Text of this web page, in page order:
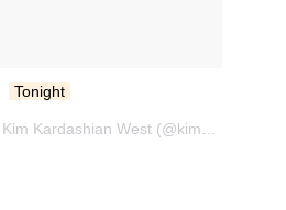
Tonight
Фото опубликовано Kim Kardashian West (@kimkardashian) Сен 17 2016 в 9:27 PDT